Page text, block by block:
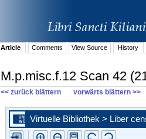
Article Comments View Source History
M.p.misc.f.12 Scan 42
<< zurück blättern vorwärts blättern >>